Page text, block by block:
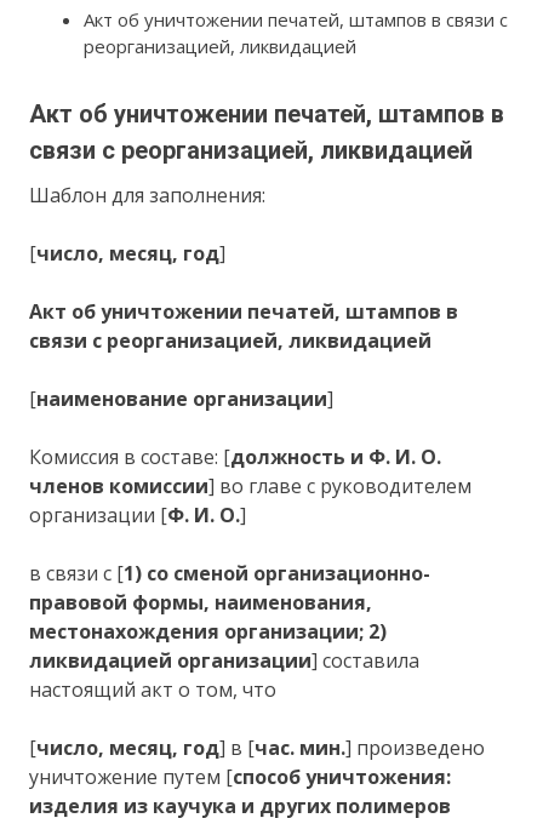
Акт об уничтожении печатей, штампов в связи с
реорганизацией, ликвидацией
Акт об уничтожении печатей, штампов в
связи с реорганизацией, ликвидацией
Шаблон для заполнения:
[число, месяц, год]
Акт об уничтожении печатей, штампов в
связи с реорганизацией, ликвидацией
[наименование организации]
Комиссия в составе: [должность и Ф. И. О.
членов комиссии] во главе с руководителем
организации [Ф. И. О.]
в связи с [1) со сменой организационно-
правовой формы, наименования,
местонахождения организации; 2)
ликвидацией организации] составила
настоящий акт о том, что
[число, месяц, год] в [час. мин.] произведено
уничтожение путем [способ уничтожения:
изделия из каучука и других полимеров